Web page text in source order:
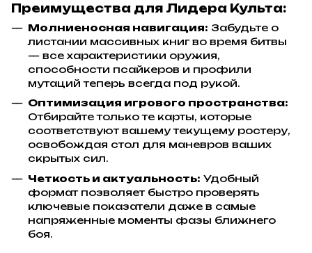
Преимущества для Лидера Культа:
Молниеносная навигация: Забудьте о
листании массивных книг во время битвы
— все характеристики оружия,
способности псайкеров и профили
мутаций теперь всегда под рукой.
Оптимизация игрового пространства:
Отбирайте только те карты, которые
соответствуют вашему текущему ростеру,
освобождая стол для маневров ваших
скрытых сил.
Четкость и актуальность: Удобный
формат позволяет быстро проверять
ключевые показатели даже в самые
напряженные моменты фазы ближнего
боя.